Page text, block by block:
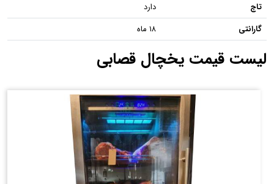
تاج
دارد
گارانتی
۱۸ ماه
لیست قیمت یخچال قصابی